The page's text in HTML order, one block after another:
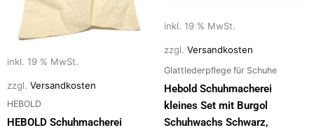
inkl. 19 % MwSt.
zzgl. Versandkosten
HEBOLD
HEBOLD Schuhmacherei
inkl. 19 % MwSt.
zzgl. Versandkosten
Glattlederpflege für Schuhe
Hebold Schuhmacherei
kleines Set mit Burgol
Schuhwachs Schwarz,